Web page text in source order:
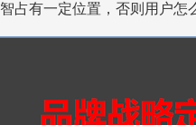
有一定位置，否则用户怎